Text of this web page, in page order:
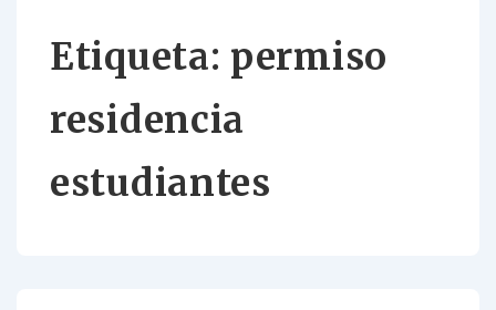
Etiqueta: permiso
residencia
estudiantes